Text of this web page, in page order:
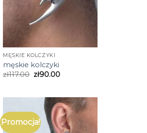
MĘSKIE KOLCZYKI
męskie kolczyki
zł117.00 zł90.00
Promocja!